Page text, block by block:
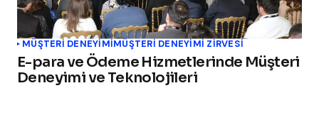
MÜŞTERI DENEYIMIMÜŞTERİ DENEYİMİ ZİRVESİ
E-para ve Ödeme Hizmetlerinde Müşteri
Deneyimi ve Teknolojileri